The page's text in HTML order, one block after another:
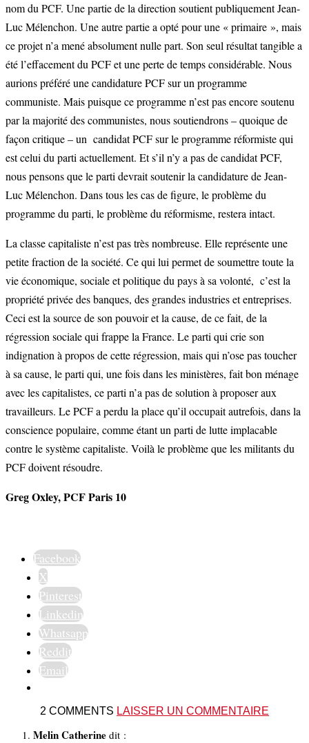
nom du PCF. Une partie de la direction soutient publiquement Jean-
Luc Mélenchon. Une autre partie a opté pour une « primaire », mais
ce projet n’a mené absolument nulle part. Son seul résultat tangible a
été l’effacement du PCF et une perte de temps considérable. Nous
aurions préféré une candidature PCF sur un programme
communiste. Mais puisque ce programme n’est pas encore soutenu
par la majorité des communistes, nous soutiendrons – quoique de
façon critique – un candidat PCF sur le programme réformiste qui
est celui du parti actuellement. Et s’il n’y a pas de candidat PCF,
nous pensons que le parti devrait soutenir la candidature de Jean-
Luc Mélenchon. Dans tous les cas de figure, le problème du
programme du parti, le problème du réformisme, restera intact.
La classe capitaliste n’est pas très nombreuse. Elle représente une
petite fraction de la société. Ce qui lui permet de soumettre toute la
vie économique, sociale et politique du pays à sa volonté, c’est la
propriété privée des banques, des grandes industries et entreprises.
Ceci est la source de son pouvoir et la cause, de ce fait, de la
régression sociale qui frappe la France. Le parti qui crie son
indignation à propos de cette régression, mais qui n’ose pas toucher
à sa cause, le parti qui, une fois dans les ministères, fait bon ménage
avec les capitalistes, ce parti n’a pas de solution à proposer aux
travailleurs. Le PCF a perdu la place qu’il occupait autrefois, dans la
conscience populaire, comme étant un parti de lutte implacable
contre le système capitaliste. Voilà le problème que les militants du
PCF doivent résoudre.
Greg Oxley, PCF Paris 10
Facebook
X
Pinterest
Linkedin
Whatsapp
Reddit
Email
2 COMMENTS LAISSER UN COMMENTAIRE
Melin Catherine dit :